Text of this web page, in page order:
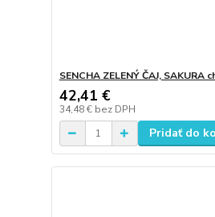
SENCHA ZELENÝ ČAJ, SAKURA
42,41 €
34,48 € bez DPH
Pridať do